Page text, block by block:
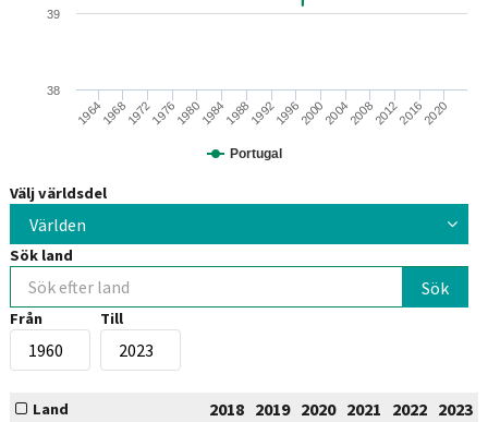
Portugal
196419681972197619801984198819921996200020042008201220162020
39
38
Välj världsdel
Världen
Sök land
Från Till
Land 2018 2019 2020 2021 2022 2023